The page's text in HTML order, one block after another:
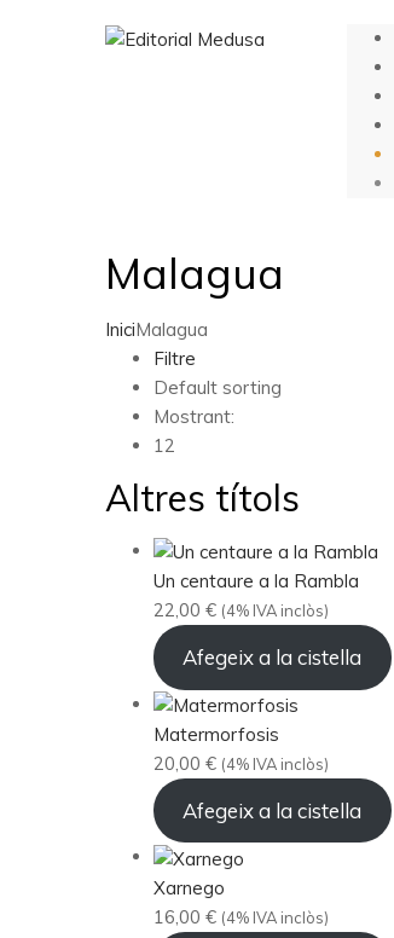
Malagua
IniciMalagua
Filtre
Default sorting
Mostrant:
12
Altres títols
Un centaure a la Rambla
22,00 € (4% IVA inclòs)
Afegeix a la cistella
Matermorfosis
20,00 € (4% IVA inclòs)
Afegeix a la cistella
Xarnego
16,00 € (4% IVA inclòs)